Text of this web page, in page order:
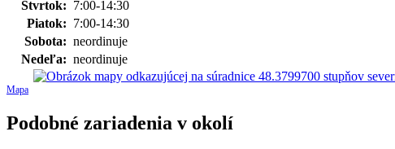
Štvrtok: 7:00-14:30
Piatok: 7:00-14:30
Sobota: neordinuje
Nedeľa: neordinuje
Mapa
Podobné zariadenia v okolí